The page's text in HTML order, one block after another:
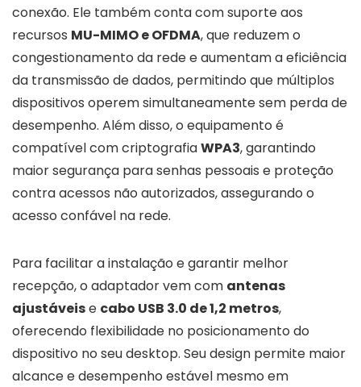
conexão. Ele também conta com suporte aos
recursos MU-MIMO e OFDMA, que reduzem o
congestionamento da rede e aumentam a eficiência
da transmissão de dados, permitindo que múltiplos
dispositivos operem simultaneamente sem perda de
desempenho. Além disso, o equipamento é
compatível com criptografiaWPA3, garantindo
maior segurança para senhas pessoais e proteção
contra acessos não autorizados, assegurando o
acesso confável na rede.
Para facilitar a instalação e garantir melhor
recepção, o adaptador vem com antenas
ajustáveise cabo USB 3.0 de 1,2 metros,
oferecendo flexibilidade no posicionamento do
dispositivo no seu desktop. Seu design permite maior
alcance e desempenho estável mesmo em